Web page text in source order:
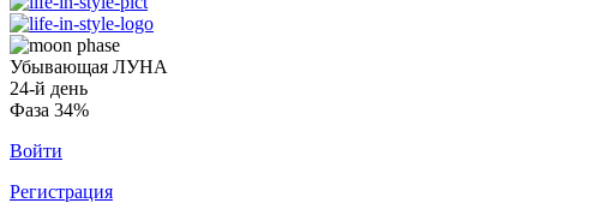
Убывающая ЛУНА
24-й день
Фаза 34%
Войти
Регистрация